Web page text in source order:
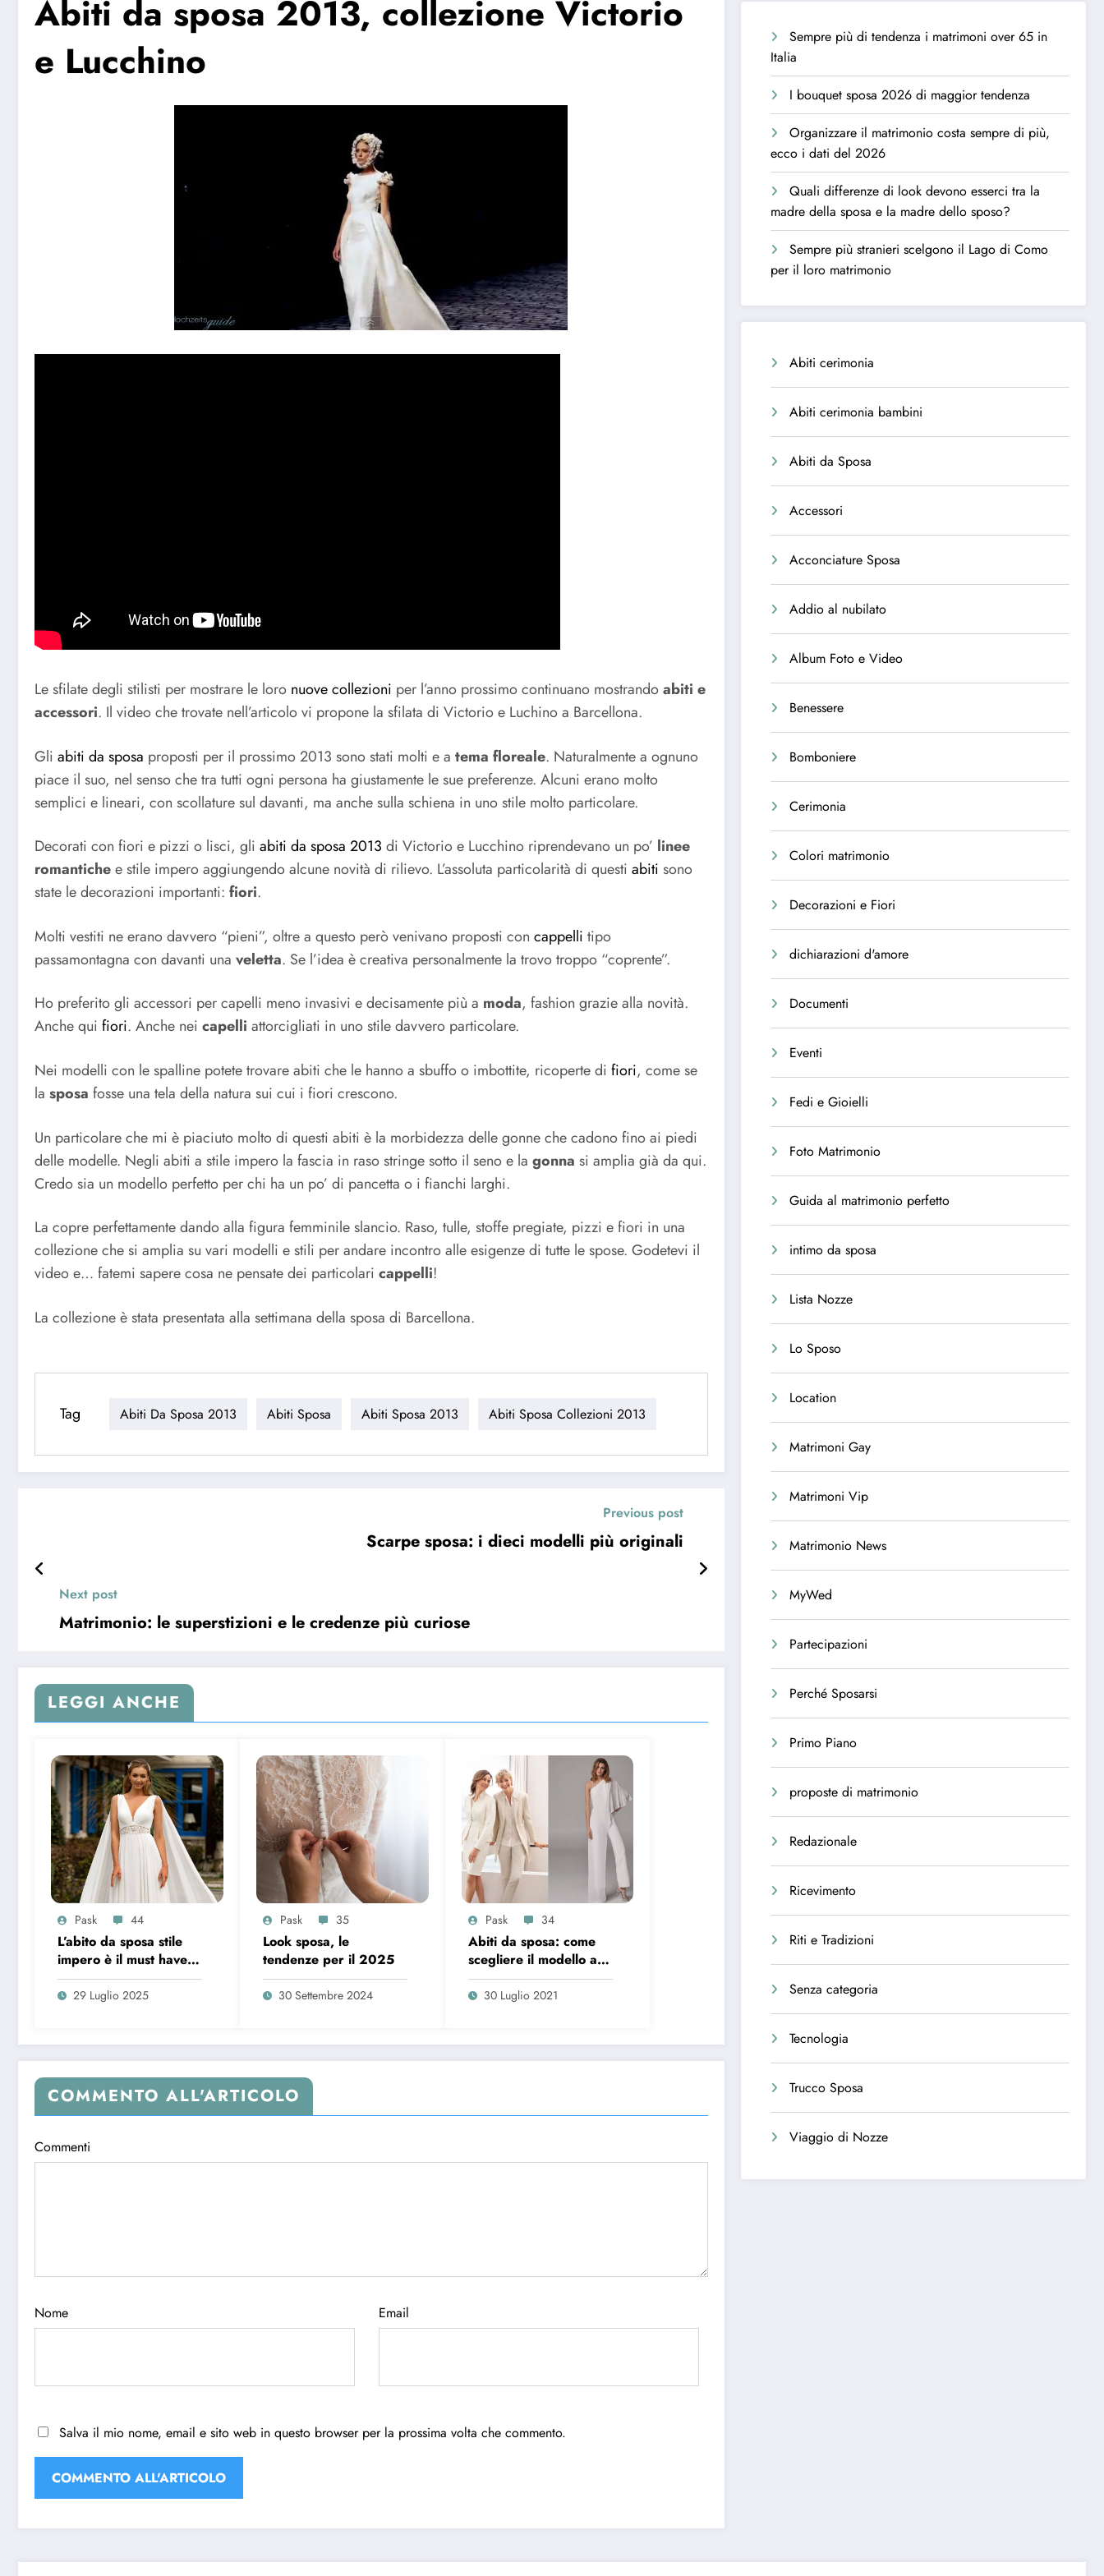
Abiti da sposa 2013, collezione Victorio
e Lucchino
Le sfilate degli stilisti per mostrare le loro nuove collezioni per l’anno prossimo continuano mostrandoabiti e
accessori. Il video che trovate nell’articolo vi propone la sfilata di Victorio e Luchino a Barcellona.
Gli abiti da sposa proposti per il prossimo 2013 sono stati molti e a tema floreale. Naturalmente a ognuno
piace il suo, nel senso che tra tutti ogni persona ha giustamente le sue preferenze. Alcuni erano molto
semplici e lineari, con scollature sul davanti, ma anche sulla schiena in uno stile molto particolare.
Decorati con fiori e pizzi o lisci, gli abiti da sposa 2013 di Victorio e Lucchino riprendevano un po’ linee
romantichee stile impero aggiungendo alcune novità di rilievo. L’assoluta particolarità di questi abiti sono
state le decorazioni importanti: fiori.
Molti vestiti ne erano davvero “pieni”, oltre a questo però venivano proposti con cappelli tipo
passamontagna con davanti una veletta. Se l’idea è creativa personalmente la trovo troppo “coprente”.
Ho preferito gli accessori per capelli meno invasivi e decisamente più a moda, fashion grazie alla novità.
Anche qui fiori. Anche nei capelli attorcigliati in uno stile davvero particolare.
Nei modelli con le spalline potete trovare abiti che le hanno a sbuffo o imbottite, ricoperte di fiori, come se
la sposa fosse una tela della natura sui cui i fiori crescono.
Un particolare che mi è piaciuto molto di questi abiti è la morbidezza delle gonne che cadono fino ai piedi
delle modelle. Negli abiti a stile impero la fascia in raso stringe sotto il seno e la gonna si amplia già da qui.
Credo sia un modello perfetto per chi ha un po’ di pancetta o i fianchi larghi.
La copre perfettamente dando alla figura femminile slancio. Raso, tulle, stoffe pregiate, pizzi e fiori in una
collezione che si amplia su vari modelli e stili per andare incontro alle esigenze di tutte le spose. Godetevi il
video e… fatemi sapere cosa ne pensate dei particolari cappelli!
La collezione è stata presentata alla settimana della sposa di Barcellona.
Tag Abiti Da Sposa 2013 Abiti Sposa Abiti Sposa 2013 Abiti Sposa Collezioni 2013
Previous post
Scarpe sposa: i dieci modelli più originali
Next post
Matrimonio: le superstizioni e le credenze più curiose
LEGGI ANCHE
Pask 44
L’abito da sposa stile
impero è il must have
dell’estate 2025
29 Luglio 2025
Pask 35
Look sposa, le
tendenze per il 2025
30 Settembre 2024
Pask 34
Abiti da sposa: come
scegliere il modello a
seconda dell’età
30 Luglio 2021
COMMENTO ALL'ARTICOLO
Commenti
Nome Email
Salva il mio nome, email e sito web in questo browser per la prossima volta che commento.
Sempre più di tendenza i matrimoni over 65 in
Italia
I bouquet sposa 2026 di maggior tendenza
Organizzare il matrimonio costa sempre di più,
ecco i dati del 2026
Quali differenze di look devono esserci tra la
madre della sposa e la madre dello sposo?
Sempre più stranieri scelgono il Lago di Como
per il loro matrimonio
Abiti cerimonia
Abiti cerimonia bambini
Abiti da Sposa
Accessori
Acconciature Sposa
Addio al nubilato
Album Foto e Video
Benessere
Bomboniere
Cerimonia
Colori matrimonio
Decorazioni e Fiori
dichiarazioni d'amore
Documenti
Eventi
Fedi e Gioielli
Foto Matrimonio
Guida al matrimonio perfetto
intimo da sposa
Lista Nozze
Lo Sposo
Location
Matrimoni Gay
Matrimoni Vip
Matrimonio News
MyWed
Partecipazioni
Perché Sposarsi
Primo Piano
proposte di matrimonio
Redazionale
Ricevimento
Riti e Tradizioni
Senza categoria
Tecnologia
Trucco Sposa
Viaggio di Nozze